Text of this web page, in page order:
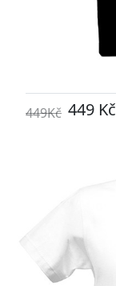
449Kč 449 Kč